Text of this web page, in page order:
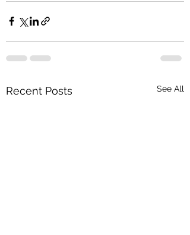
Recent Posts See All